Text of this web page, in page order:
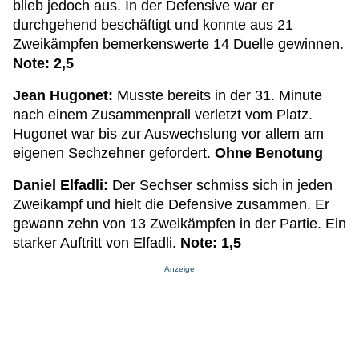
blieb jedoch aus. In der Defensive war er
durchgehend beschäftigt und konnte aus 21
Zweikämpfen bemerkenswerte 14 Duelle gewinnen.
Note: 2,5
Jean Hugonet: Musste bereits in der 31. Minute
nach einem Zusammenprall verletzt vom Platz.
Hugonet war bis zur Auswechslung vor allem am
eigenen Sechzehner gefordert. Ohne Benotung
Daniel Elfadli: Der Sechser schmiss sich in jeden
Zweikampf und hielt die Defensive zusammen. Er
gewann zehn von 13 Zweikämpfen in der Partie. Ein
starker Auftritt von Elfadli. Note: 1,5
Anzeige